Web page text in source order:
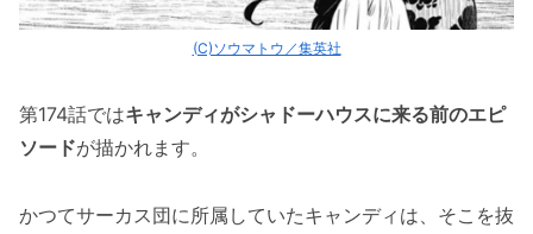
(C)ソウマトウ／集英社
第174話ではキャンディがシャドーハウスに来る前のエピ
ソードが描かれます。
かつてサーカス団に所属していたキャンディは、そこを抜